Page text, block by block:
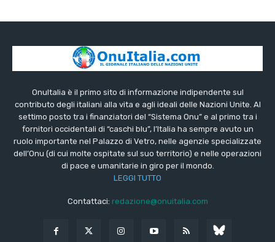
OnuItalia è il primo sito di informazione indipendente sul
contributo degli italiani alla vita e agli ideali delle Nazioni Unite. Al
settimo posto tra i finanziatori del “Sistema Onu” e al primo tra i
fornitori occidentali di “caschi blu”, l’Italia ha sempre avuto un
ruolo importante nel Palazzo di Vetro, nelle agenzie specializzate
dell’Onu (di cui molte ospitate sul suo territorio) e nelle operazioni
di pace e umanitarie in giro per il mondo.
LEGGI TUTTO
Contattaci: redazione@onuitalia.com